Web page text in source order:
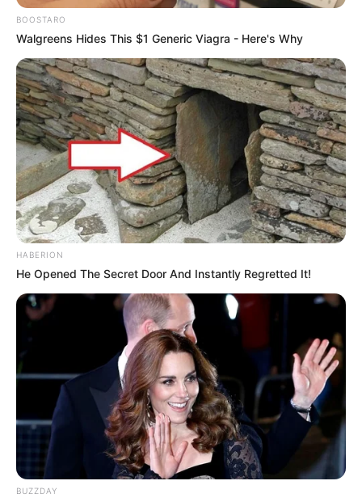
Galau Abis
Fail! 10 Potret Makanan Gagal
Dimasak yang Bikin Kamu
Nggak Selera
10 Pose Manekin Anti
Mainstream yang Konyol
Banget
BOOSTARO
Walgreens Hides This $1 Generic Viagra - Here's Why
HABERION
He Opened The Secret Door And Instantly Regretted It!
BUZZDAY